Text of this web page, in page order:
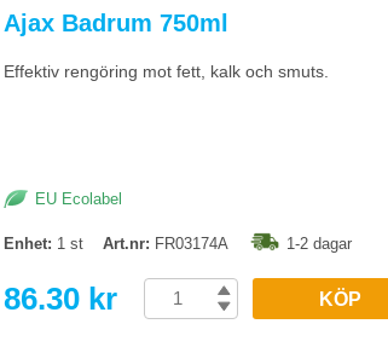
Ajax Badrum 750ml
Effektiv rengöring mot fett, kalk och smuts.
EU Ecolabel
Enhet: 1 st Art.nr: FR03174A 1-2 dagar
86.30 kr KÖP